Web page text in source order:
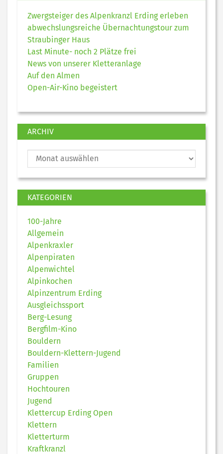
Zwergsteiger des Alpenkranzl Erding erleben
abwechslungsreiche Übernachtungstour zum
Straubinger Haus
Last Minute- noch 2 Plätze frei
News von unserer Kletteranlage
Auf den Almen
Open-Air-Kino begeistert
ARCHIV
KATEGORIEN
100-Jahre
Allgemein
Alpenkraxler
Alpenpiraten
Alpenwichtel
Alpinkochen
Alpinzentrum Erding
Ausgleichssport
Berg-Lesung
Bergfilm-Kino
Bouldern
Bouldern-Klettern-Jugend
Familien
Gruppen
Hochtouren
Jugend
Klettercup Erding Open
Klettern
Kletterturm
Kraftkranzl